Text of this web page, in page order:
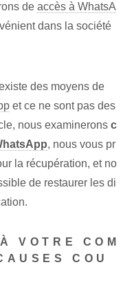
de accès à WhatsA
dans la société
des moyens de
et ce ne sont pas des
nous examinerons c
, nous vous pr
la récupération, et no
de restaurer‌ les di
VOTRE COM
COU